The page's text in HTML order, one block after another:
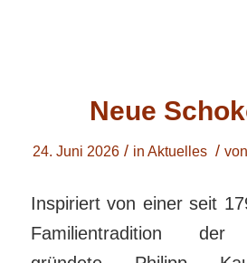
Neue
24. Juni 2026 / inAktuelles /
Inspiriert von einer seit
Familientradition der